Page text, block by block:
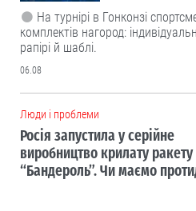
На турнірі в Гонконзі
комплектів нагород:
рапірі й шаблі.
06.08
Люди і проблеми
Росія запустила у серійне
виробництво крилату ракету
“Бандероль”. Чи маємо